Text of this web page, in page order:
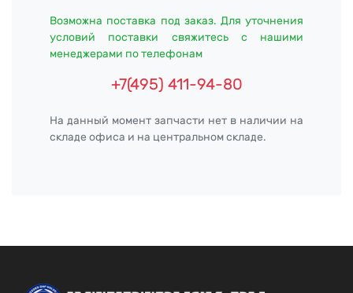
Возможна поставка под заказ. Для уточнения
условий поставки свяжитесь с нашими
менеджерами по телефонам
+7(495) 411-94-80
На данный момент запчасти нет в наличии на
складе офиса и на центральном складе.